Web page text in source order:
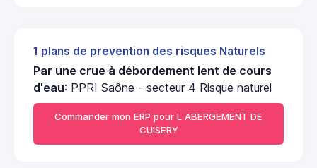
1 plans de prevention des risques Naturels
Par une crue à débordement lent de cours
d'eau: PPRI Saône - secteur 4 Risque naturel
Commander mon ERP pour L ABERGEMENT DE
CUISERY